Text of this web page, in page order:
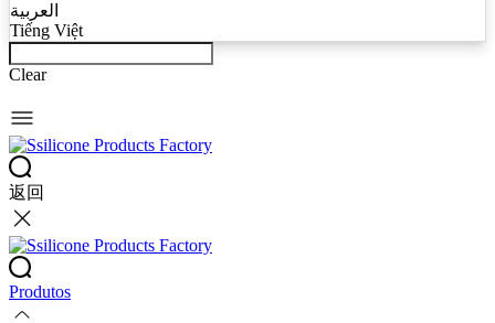
العربية
Tiếng Việt
Clear
返回
Produtos